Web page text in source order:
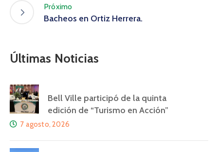
Próximo
Bacheos en Ortiz Herrera.
Últimas Noticias
Bell Ville participó de la quinta
edición de “Turismo en Acción”
7 agosto, 2026